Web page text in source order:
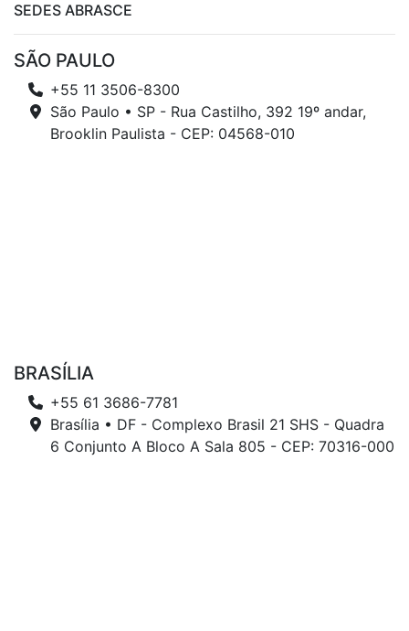
SEDES ABRASCE
SÃO PAULO
+55 11 3506-8300
São Paulo • SP - Rua Castilho, 392 19º andar,
Brooklin Paulista - CEP: 04568-010
BRASÍLIA
+55 61 3686-7781
Brasília • DF - Complexo Brasil 21 SHS - Quadra
6 Conjunto A Bloco A Sala 805 - CEP: 70316-000